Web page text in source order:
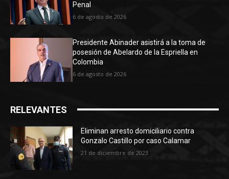
Penal
6 de agosto de 2026
Presidente Abinader asistirá a la toma de
posesión de Abelardo de la Espriella en
Colombia
6 de agosto de 2026
RELEVANTES
Eliminan arresto domiciliario contra
Gonzalo Castillo por caso Calamar
21 de diciembre de 2023